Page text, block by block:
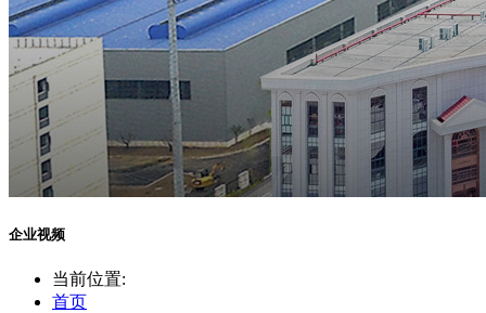
企业视频
当前位置:
首页